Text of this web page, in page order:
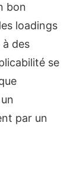
bon
loadings
des
se
par un